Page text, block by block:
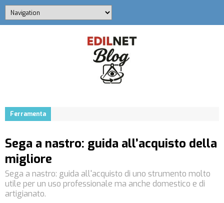
Ferramenta
Sega a nastro: guida all’acquisto della
migliore
Sega a nastro: guida all'acquisto di uno strumento molto
utile per un uso professionale ma anche domestico e di
artigianato.